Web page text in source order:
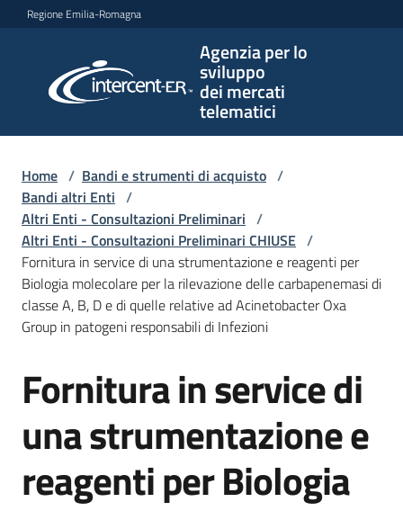
Vai al contenuto
Vai alla navigazione
Vai al footer
Regione Emilia-Romagna
Agenzia per lo
sviluppo
dei mercati
telematici
per lo
sviluppo
telematici
L'Agenzia
Bandi
strumenti
di
Supporto
Home / Bandi e strumenti di acquisto /
Bandi altri Enti /
Altri Enti - Consultazioni Preliminari /
Altri Enti - Consultazioni Preliminari CHIUSE /
Fornitura in service di una strumentazione e reagenti per
Biologia molecolare per la rilevazione delle carbapenemasi di
classe A, B, D e di quelle relative ad Acinetobacter Oxa
Group in patogeni responsabili di Infezioni
Salta al contenuto
Fornitura in service di
una strumentazione e
reagenti per Biologia